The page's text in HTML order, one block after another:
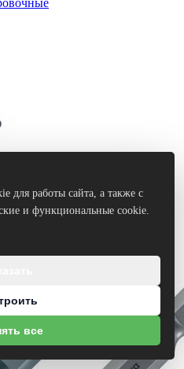
для работы сайта, а также с
и функциональные cookie.
все